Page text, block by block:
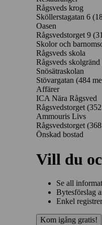
Rågsveds krog
Sköllerstagatan 6
Oasen
Rågsvedstorget 9
Skolor och
Rågsveds skola
Rågsveds skolgränd
Snösätraskolan
Stövargatan (484
Affärer
ICA Nära Rågsved
Rågsvedstorget
Ammouris Livs
Rågsvedstorget
Önskad bostad
Vill du
Se all
Bytesförslag
Enkel
Kom igång gratis!